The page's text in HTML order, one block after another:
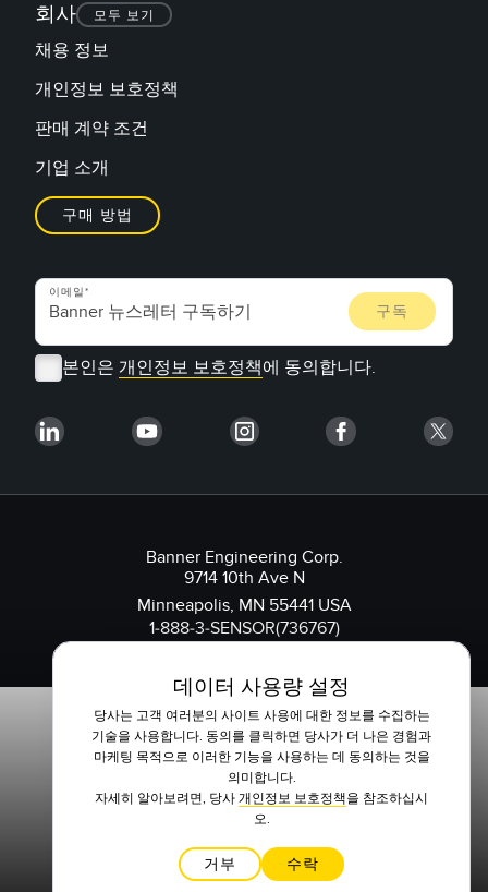
회사 모두 보기
채용 정보
개인정보 보호정책
판매 계약 조건
기업 소개
구매 방법
이메일
본인은 개인정보 보호정책에 동의합니다.
Banner Engineering Corp.
9714 10th Ave N
Minneapolis, MN 55441 USA
1-888-3-SENSOR(736767)
데이터 사용량 설정
당사는 고객 여러분의 사이트 사용에 대한 정보를 수집하는
기술을 사용합니다. 동의를 클릭하면 당사가 더 나은 경험과
마케팅 목적으로 이러한 기능을 사용하는 데 동의하는 것을
의미합니다.
자세히 알아보려면, 당사 개인정보 보호정책을 참조하십시
오.
거부 수락